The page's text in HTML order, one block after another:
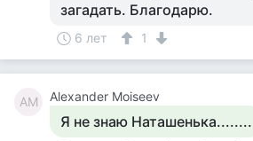
загадать. Благодарю.
6 лет 1
AM Alexander Moiseev
Я не знаю Наташенька........